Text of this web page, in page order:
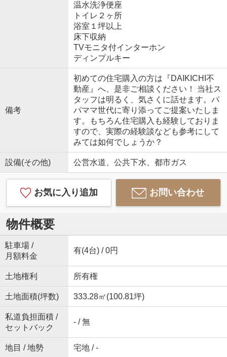
温水洗浄便座
トイレ２ヶ所
浴室１坪以上
床下収納
TVモニタ付インターホン
ディンプルキー
備考
初めての住宅購入の方は『DAIKICHI不
動産』へ、是非ご相談ください！ 当社ス
タッフは明るく、気さくに話せます。パ
パママ世代に寄り添ってご提案いたしま
す。もちろん住宅購入も経験しておりま
すので、実際の経験談なども参考にして
みては如何でしょうか？
設備(その他) 公営水道、公共下水、都市ガス
お気に入り追加 お問い合わせ
物件概要
駐車場 /
月額料金
有(4台) / 0円
土地権利 所有権
土地面積(坪数) 333.28㎡(100.81坪)
私道負担面積 /
セットバック
- / 無
地目 / 地勢 宅地 / -